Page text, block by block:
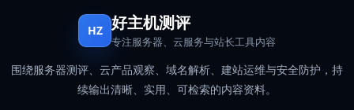
HZ 好主机测评
专注服务器、云服务与站长工具内容
围绕服务器测评、云产品观察、域名解析、建站运维与安全防护，持
续输出清晰、实用、可检索的内容资料。